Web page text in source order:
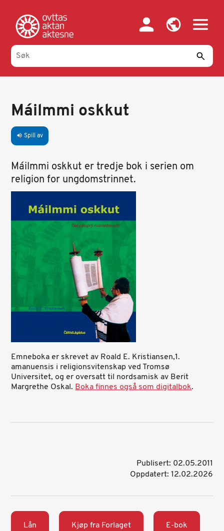
hovedinnhold
Máilmmi oskkut
volume_up Spill av
Máilmmi oskkut er tredje bok i serien om
religion for ungdomstrinnet.
Emneboka er skrevet av Roald E. Kristiansen,1.
amanuensis i religionsvitenskap ved Tromsø
Universitet, og er oversatt til nordsamisk av Berit
Margrethe Oskal.Boka finnes også som digitalbok.
Publisert: 02.05.2011
Oppdatert: 12.02.2026
Lån Kjøp fra Forlaget E-bok